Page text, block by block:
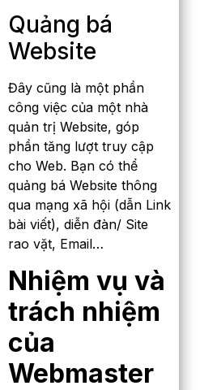
Quảng bá
Website
Đây cũng là một phần
công việc của một nhà
quản trị Website, góp
phần tăng lượt truy cập
cho Web. Bạn có thể
quảng bá Website thông
qua mạng xã hội (dẫn Link
bài viết), diễn đàn/ Site
rao vặt, Email…
Nhiệm vụ và
trách nhiệm
của
Webmaster